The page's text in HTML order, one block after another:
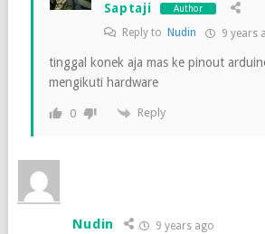
Saptaji Author
Reply to Nudin 9 years
tinggal konek aja mas ke pinout
mengikuti hardware
0 Reply
Nudin 9 years ago